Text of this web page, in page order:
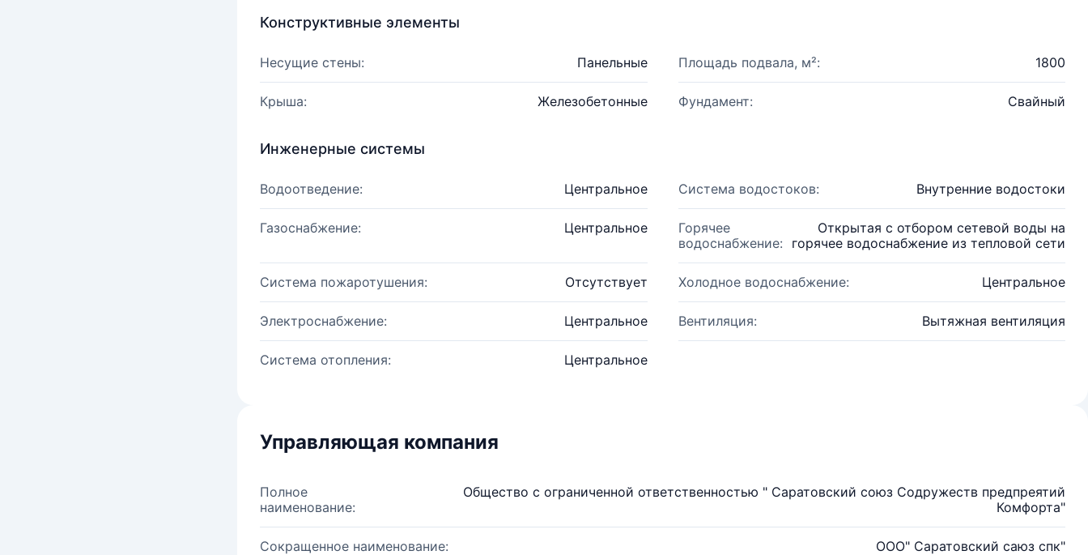
Конструктивные элементы
Несущие стены: Панельные Площадь подвала, м²: 1800
Крыша: Железобетонные Фундамент: Свайный
Инженерные системы
Водоотведение: Центральное Система водостоков: Внутренние водостоки
Газоснабжение: Центральное
Горячее
водоснабжение:
Открытая с отбором сетевой воды на
горячее водоснабжение из тепловой сети
Система пожаротушения: Отсутствует Холодное водоснабжение: Центральное
Электроснабжение: Центральное Вентиляция: Вытяжная вентиляция
Система отопления: Центральное
Управляющая компания
Полное
наименование:
Общество с ограниченной ответственностью " Саратовский союз Содружеств предпреятий
Комфорта"
Сокращенное наименование: ООО" Саратовский саюз спк"